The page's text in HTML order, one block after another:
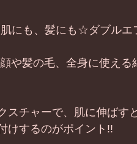
にも、髪にも☆ダブル
や髪の毛、全身に使える
スチャーで、肌に伸ばす
けするのがポイント!!